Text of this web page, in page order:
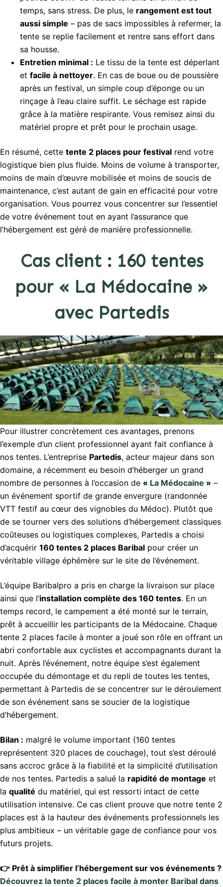
temps, sans stress. De plus, le rangement est tout
aussi simple – pas de sacs impossibles à refermer, la
tente se replie facilement et rentre sans effort dans
sa housse.
Entretien minimal : Le tissu de la tente est déperlant
et facile à nettoyer. En cas de boue ou de poussière
après un festival, un simple coup d’éponge ou un
rinçage à l’eau claire suffit. Le séchage est rapide
grâce à la matière respirante. Vous remisez ainsi du
matériel propre et prêt pour le prochain usage.
En résumé, cette tente 2 places pour festival rend votre
logistique bien plus fluide. Moins de volume à transporter,
moins de main d’œuvre mobilisée et moins de soucis de
maintenance, c’est autant de gain en efficacité pour votre
organisation. Vous pourrez vous concentrer sur l’essentiel
de votre événement tout en ayant l’assurance que
l’hébergement est géré de manière professionnelle.
Cas client : 160 tentes
pour « La Médocaine »
avec Partedis
Pour illustrer concrètement ces avantages, prenons
l’exemple d’un client professionnel ayant fait confiance à
nos tentes. L’entreprise Partedis, acteur majeur dans son
domaine, a récemment eu besoin d’héberger un grand
nombre de personnes à l’occasion de « La Médocaine » –
un événement sportif de grande envergure (randonnée
VTT festif au cœur des vignobles du Médoc). Plutôt que
de se tourner vers des solutions d’hébergement classiques
coûteuses ou logistiques complexes, Partedis a choisi
d’acquérir 160 tentes 2 places Baribal pour créer un
véritable village éphémère sur le site de l’événement.
L’équipe Baribalpro a pris en charge la livraison sur place
ainsi que l’installation complète des 160 tentes. En un
temps record, le campement a été monté sur le terrain,
prêt à accueillir les participants de la Médocaine. Chaque
tente 2 places facile à monter a joué son rôle en offrant un
abri confortable aux cyclistes et accompagnants durant la
nuit. Après l’événement, notre équipe s’est également
occupée du démontage et du repli de toutes les tentes,
permettant à Partedis de se concentrer sur le déroulement
de son événement sans se soucier de la logistique
d’hébergement.
Bilan : malgré le volume important (160 tentes
représentent 320 places de couchage), tout s’est déroulé
sans accroc grâce à la fiabilité et la simplicité d’utilisation
de nos tentes. Partedis a salué la rapidité de montage et
la qualité du matériel, qui est ressorti intact de cette
utilisation intensive. Ce cas client prouve que notre tente 2
places est à la hauteur des événements professionnels les
plus ambitieux – un véritable gage de confiance pour vos
futurs projets.
👉 Prêt à simplifier l’hébergement sur vos événements ?
Découvrez la tente 2 places facile à monter Baribal dans